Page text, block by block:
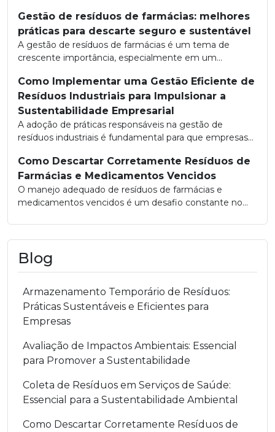
Gestão de resíduos de farmácias: melhores
práticas para descarte seguro e sustentável
A gestão de resíduos de farmácias é um tema de
crescente importância, especialmente em um...
Como Implementar uma Gestão Eficiente de
Resíduos Industriais para Impulsionar a
Sustentabilidade Empresarial
A adoção de práticas responsáveis na gestão de
resíduos industriais é fundamental para que empresas...
Como Descartar Corretamente Resíduos de
Farmácias e Medicamentos Vencidos
O manejo adequado de resíduos de farmácias e
medicamentos vencidos é um desafio constante no...
Blog
Armazenamento Temporário de Resíduos:
Práticas Sustentáveis e Eficientes para
Empresas
Avaliação de Impactos Ambientais: Essencial
para Promover a Sustentabilidade
Coleta de Resíduos em Serviços de Saúde:
Essencial para a Sustentabilidade Ambiental
Como Descartar Corretamente Resíduos de